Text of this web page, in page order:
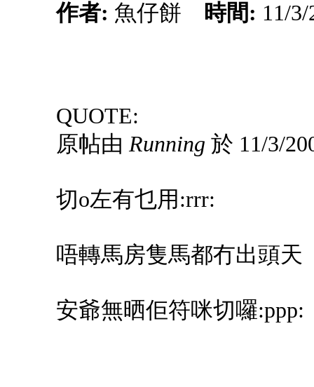
作者: 魚仔餅 時間: 11/
QUOTE:
原帖由 Running 於 11/3/
切o左有乜用:rrr:
唔轉馬房隻馬都冇出頭天
安爺無晒佢符咪切囉:ppp: